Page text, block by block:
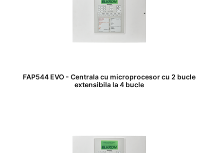
FAP544 EVO - Centrala cu microprocesor cu 2 bucle
extensibila la 4 bucle